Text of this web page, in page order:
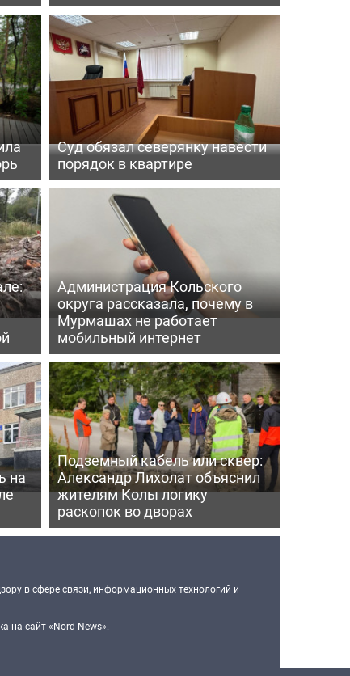
Суд обязал северянку навести
порядок в квартире
Администрация Кольского
округа рассказала, почему в
Мурмашах не работает
мобильный интернет
на
Подземный кабель или сквер:
Александр Лихолат объяснил
жителям Колы логику
раскопок во дворах
в сфере связи, информационных технологий и
на сайт «Nord-News».